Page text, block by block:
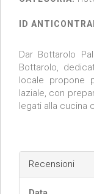
ID
Dar Bottarolo
Bottarolo,
locale propone
laziale, con
legati alla cucina
Recensioni